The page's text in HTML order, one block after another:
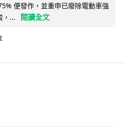
便發作，並重申已廢除電動車強
，...
閱讀全文